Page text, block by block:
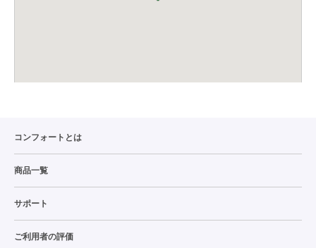
コンフォートとは
商品一覧
サポート
ご利用者の評価